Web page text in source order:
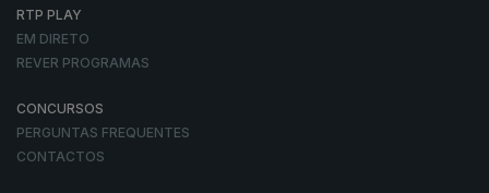
RTP PLAY
EM DIRETO
REVER PROGRAMAS
CONCURSOS
PERGUNTAS FREQUENTES
CONTACTOS